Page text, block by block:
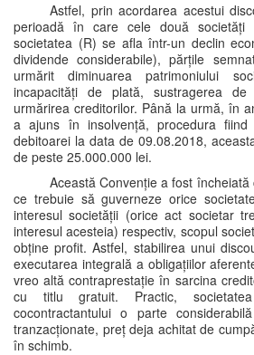
Astfel, prin acordarea acestui
perioadă în care cele două
societatea (R) se afla într-un declin
dividende considerabile), părțile
urmărit diminuarea patrimoniului
incapacități de plată, sustragerea
urmărirea creditorilor. Până la urmă, în
a ajuns în insolvență, procedura fiind
debitoarei la data de 09.08.2018,
de peste 25.000.000 lei.
Această Convenție a fost
ce trebuie să guverneze orice
interesul societății (orice act societar
interesul acesteia) respectiv, scopul
obține profit. Astfel, stabilirea unui
executarea integrală a obligațiilor
vreo altă contraprestație în sarcina
cu titlu gratuit. Practic,
cocontractantului o parte
tranzacționate, preț deja achitat de
în schimb.